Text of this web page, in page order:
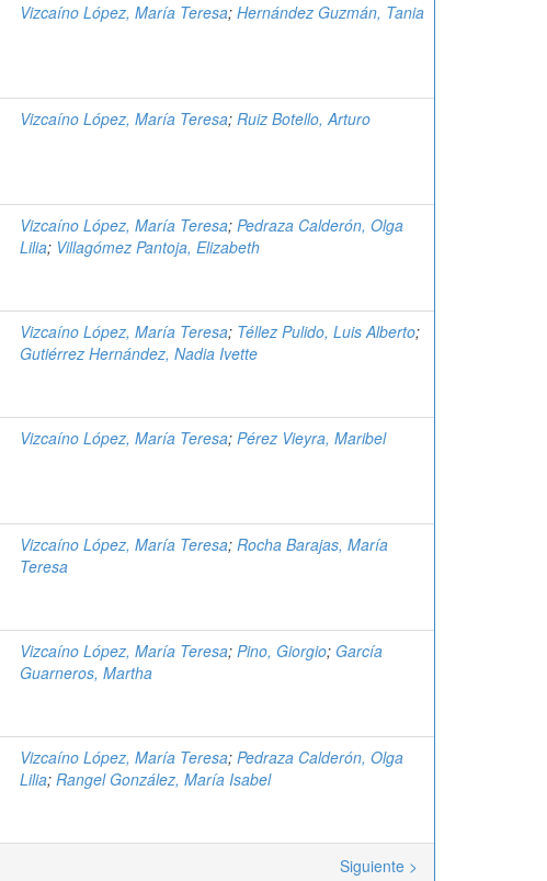
Vizcaíno López, María Teresa; Hernández Guzmán, Tania
Vizcaíno López, María Teresa; Ruiz Botello, Arturo
Vizcaíno López, María Teresa; Pedraza Calderón, Olga
Lilia; Villagómez Pantoja, Elizabeth
Vizcaíno López, María Teresa; Téllez Pulido, Luis Alberto;
Gutiérrez Hernández, Nadia Ivette
Vizcaíno López, María Teresa; Pérez Vieyra, Maribel
Vizcaíno López, María Teresa; Rocha Barajas, María
Teresa
Vizcaíno López, María Teresa; Pino, Giorgio; García
Guarneros, Martha
Vizcaíno López, María Teresa; Pedraza Calderón, Olga
Lilia; Rangel González, María Isabel
Siguiente >